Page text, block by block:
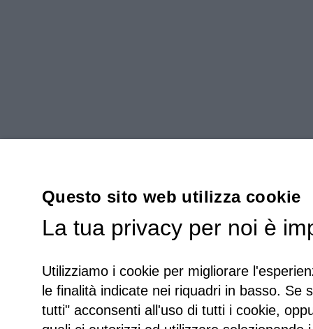
Questo sito web utilizza cookie
La tua privacy per noi è
Utilizziamo i cookie per migliorare
le finalità indicate nei riquadri in basso. Se
tutti" acconsenti all'uso di tutti i cookie,